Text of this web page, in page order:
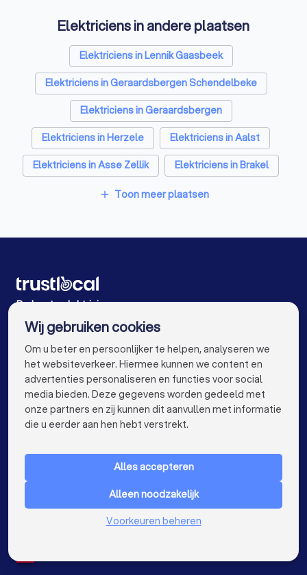
Elektriciens in andere plaatsen
Elektriciens in Lennik Gaasbeek
Elektriciens in Geraardsbergen Schendelbeke
Elektriciens in Geraardsbergen
Elektriciens in Herzele
Elektriciens in Aalst
Elektriciens in Asse Zellik
Elektriciens in Brakel
Elektriciens in Merchtem
Elektriciens in Lebbeke
Elektriciens in Leuven
Elektriciens in Kortrijk
Elektriciens in Hasselt
Elektriciens in Sint-Niklaas
Elektriciens in Roeselare
Elektriciens in Beveren
Elektriciens in Dendermonde
Elektriciens in Beringen
Elektriciens in Turnhout
Elektriciens in Heist-op-den-Berg
Elektriciens in Sint-Truiden
Elektriciens in Lokeren
Elektriciens in Brasschaat
Elektriciens in de buurt
add Toon meer plaatsen
De beste elektriciens voor u
VOOR PARTICULIEREN keyboard_arrow_down
Nederland
Wij gebruiken cookies
Om u beter en persoonlijker te helpen, analyseren we
het websiteverkeer. Hiermee kunnen we content en
advertenties personaliseren en functies voor social
media bieden. Deze gegevens worden gedeeld met
onze partners en zij kunnen dit aanvullen met informatie
die u eerder aan hen hebt verstrekt.
Alles accepteren
Alleen noodzakelijk
Voorkeuren beheren